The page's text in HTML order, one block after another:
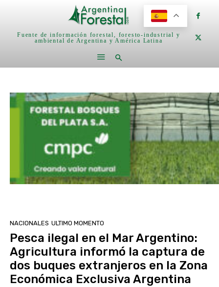
Fuente de información forestal, foresto-industrial y
ambiental de Argentina y América Latina
NACIONALES ULTIMO MOMENTO
Pesca ilegal en el Mar Argentino:
Agricultura informó la captura de
dos buques extranjeros en la Zona
Económica Exclusiva Argentina